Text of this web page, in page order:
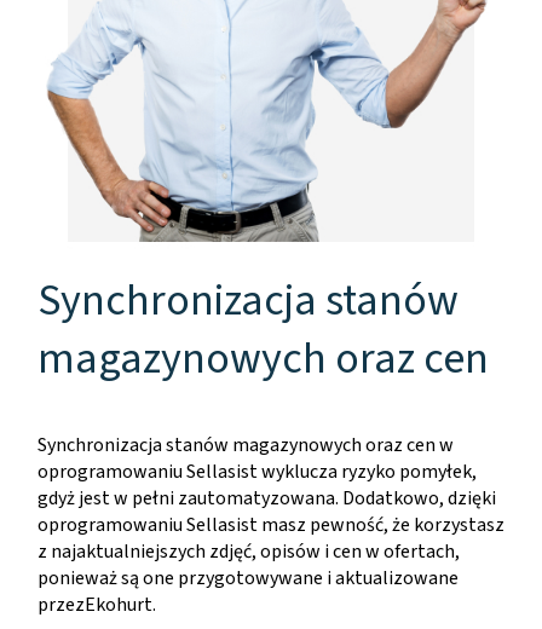
Synchronizacja stanów
magazynowych oraz cen
Synchronizacja stanów magazynowych oraz cen w
oprogramowaniu Sellasist wyklucza ryzyko pomyłek,
gdyż jest w pełni zautomatyzowana. Dodatkowo, dzięki
oprogramowaniu Sellasist masz pewność, że korzystasz
z najaktualniejszych zdjęć, opisów i cen w ofertach,
ponieważ są one przygotowywane i aktualizowane
przezEkohurt.